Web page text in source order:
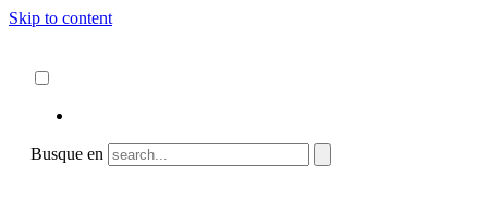
Skip to content
Busque en